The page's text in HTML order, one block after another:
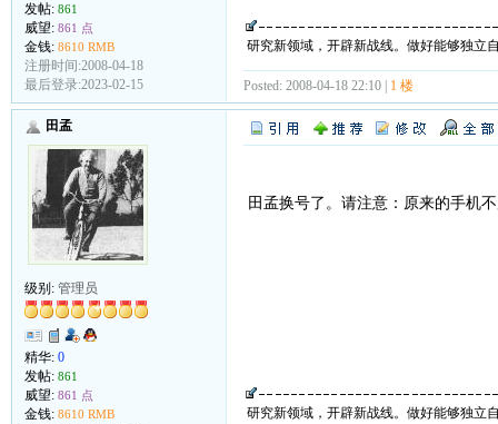
发帖: 861
威望: 861 点
金钱: 8610 RMB
注册时间:2008-04-18
最后登录:2023-02-15
研究新领域，开辟新战线。做好能够独立
Posted: 2008-04-18 22:10 | 1 楼
田孟
级别: 管理员
精华: 0
发帖: 861
威望: 861 点
金钱: 8610 RMB
田孟换号了。请注意：原来的手机
研究新领域，开辟新战线。做好能够独立